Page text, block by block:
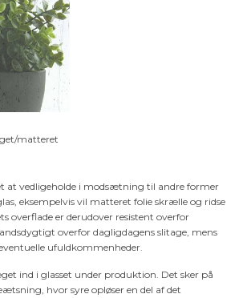
matteret
at vedligeholde i modsætning til andre former
eksempelvis vil matteret folie skrælle og ridse
overflade er derudover resistent overfor
overfor dagligdagens slitage, mens
ufuldkommenheder.
ind i glasset under produktion. Det sker på
hvor syre opløser en del af det